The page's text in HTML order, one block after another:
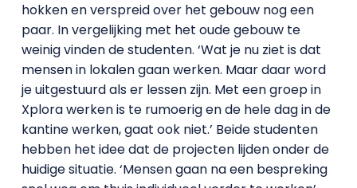
hokken en verspreid over het gebouw nog een
paar. In vergelijking met het oude gebouw te
weinig vinden de studenten. ‘Wat je nu ziet is dat
mensen in lokalen gaan werken. Maar daar word
je uitgestuurd als er lessen zijn. Met een groep in
Xplora werken is te rumoerig en de hele dag in de
kantine werken, gaat ook niet.’ Beide studenten
hebben het idee dat de projecten lijden onder de
huidige situatie. ‘Mensen gaan na een bespreking